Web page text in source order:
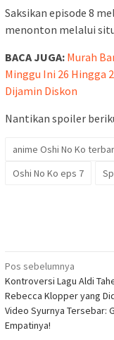
Saksikan episode 8
menonton melalui
BACA JUGA: Murah
Minggu Ini 26 Hingga
Dijamin Diskon
Nantikan spoiler
anime Oshi No Ko
Oshi No Ko eps 7
Navigasi
pos
Pos sebelumnya
Kontroversi Lagu Aldi
Rebecca Klopper yang
Video Syurnya Tersebar:
Empatinya!